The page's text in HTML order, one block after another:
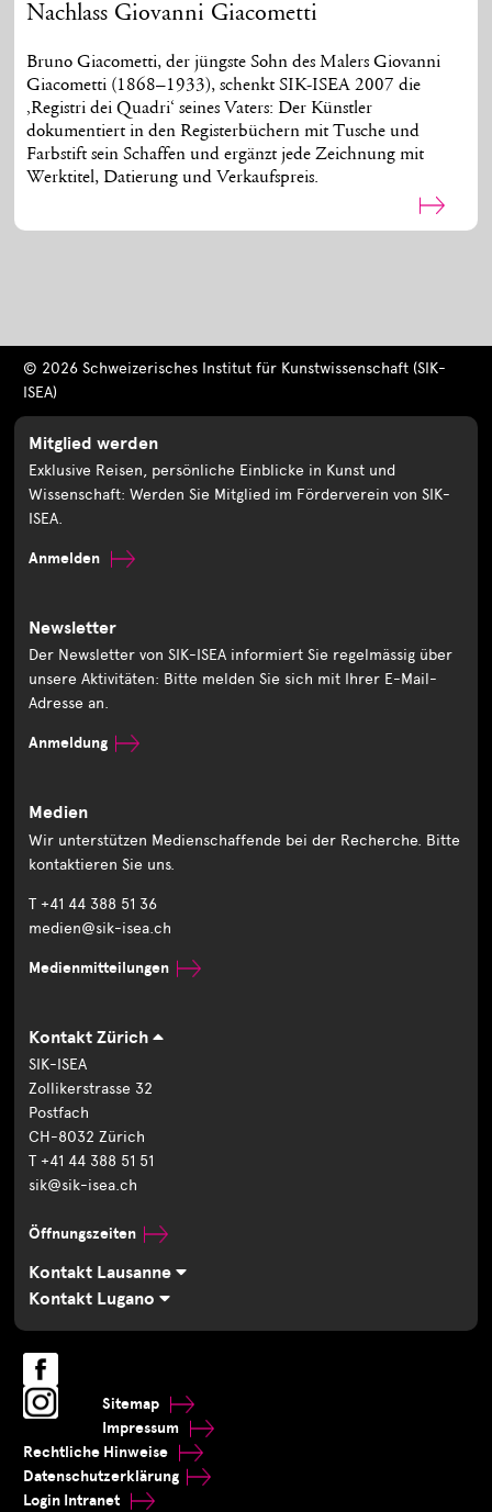
Nachlass Giovanni Giacometti
Bruno Giacometti, der jüngste Sohn des Malers Giovanni
Giacometti (1868–1933), schenkt SIK-ISEA 2007 die
‚Registri dei Quadri‘ seines Vaters: Der Künstler
dokumentiert in den Registerbüchern mit Tusche und
Farbstift sein Schaffen und ergänzt jede Zeichnung mit
Werktitel, Datierung und Verkaufspreis.
© 2026 Schweizerisches Institut für Kunstwissenschaft (SIK-
ISEA)
Mitglied werden
Exklusive Reisen, persönliche Einblicke in Kunst und
Wissenschaft: Werden Sie Mitglied im Förderverein von SIK-
ISEA.
Anmelden
Newsletter
Der Newsletter von SIK-ISEA informiert Sie regelmässig über
unsere Aktivitäten: Bitte melden Sie sich mit Ihrer E-Mail-
Adresse an.
Anmeldung
Medien
Wir unterstützen Medienschaffende bei der Recherche. Bitte
kontaktieren Sie uns.
T +41 44 388 51 36
medien@sik-isea.ch
Medienmitteilungen
Kontakt Zürich
SIK-ISEA
Zollikerstrasse 32
Postfach
CH-8032 Zürich
T +41 44 388 51 51
sik@sik-isea.ch
Öffnungszeiten
Kontakt Lausanne
Kontakt Lugano
Sitemap
Impressum
Rechtliche Hinweise
Datenschutzerklärung
Login Intranet